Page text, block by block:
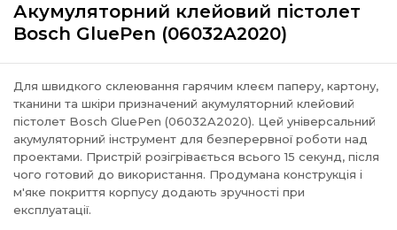
Акумуляторний клейовий пістолет
Bosch GluePen (06032A2020)
Для швидкого склеювання гарячим клеєм паперу, картону,
тканини та шкіри призначений акумуляторний клейовий
пістолет Bosch GluePen (06032A2020). Цей універсальний
акумуляторний інструмент для безперервної роботи над
проектами. Пристрій розігрівається всього 15 секунд, після
чого готовий до використання. Продумана конструкція і
м'яке покриття корпусу додають зручності при
експлуатації.